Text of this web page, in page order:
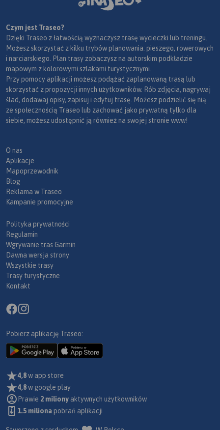
Czym jest Traseo?
Dzięki Traseo z łatwością wyznaczysz trasę wycieczki lub treningu.
Możesz skorzystać z kilku trybów planowania: pieszego, rowerowych
i narciarskiego. Plan trasy zobaczysz na autorskim podkładzie
mapowym z kolorowymi szlakami turystycznymi.
Przy pomocy aplikacji możesz podążać zaplanowaną trasą lub
skorzystać z propozycji innych użytkowników. Rób zdjęcia, nagrywaj
ślad, dodawaj opisy, zapisuj i edytuj trasę. Możesz podzielić się nią
ze społecznością Traseo lub zachować jako prywatną tylko dla
siebie, możesz udostępnić ją również na swojej stronie www!
O nas
Aplikacje
Mapoprzewodnik
Blog
Reklama w Traseo
Kampanie promocyjne
Polityka prywatności
Regulamin
Wgrywanie tras Garmin
Dawna wersja strony
Wszystkie trasy
Trasy turystyczne
Kontakt
Pobierz aplikację Traseo:
4,8w app store
4,8w google play
Prawie 2 miliony aktywnych użytkowników
1.5 miliona pobrań aplikacji